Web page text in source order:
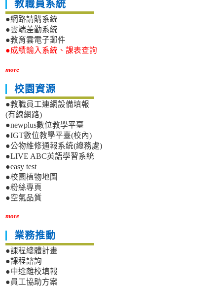
教職員系統
●網路請購系統
●雲端差勤系統
●教育雲電子郵件
●成績輸入系統、課表查詢
more
校園資源
●教職員工連網設備填報
(有線網路)
●newplus數位教學平臺
●IGT數位教學平臺(校內)
●公物維修通報系統(總務處)
●LIVE ABC英語學習系統
●easy test
●校園植物地圖
●粉絲專頁
●空氣品質
more
業務推動
●課程總體計畫
●課程諮詢
●中途離校填報
●員工協助方案